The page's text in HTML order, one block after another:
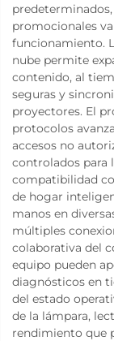
promocionales
funcionamiento.
nube permite
contenido, al
seguras y
proyectores. El
protocolos
accesos no
controlados para
compatibilidad
de hogar
manos en
múltiples
colaborativa del
equipo pueden
diagnósticos en
del estado
de la lámpara,
rendimiento que